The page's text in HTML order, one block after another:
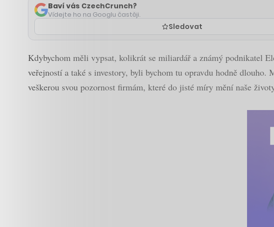
Baví vás CzechCrunch?
Vídejte ho na Googlu častěji.
Sledovat
Kdybychom měli vypsat, kolikrát se miliardář a známý podnikatel
veřejností a také s investory, byli bychom tu opravdu hodně
veškerou svou pozornost firmám, které do jisté míry mění naše